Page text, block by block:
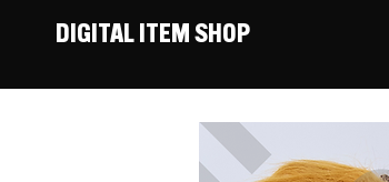
DIGITAL ITEM SHOP